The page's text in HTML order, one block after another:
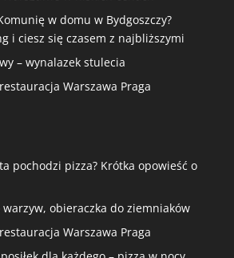
w domu w Bydgoszczy?
i ciesz się czasem z najbliższymi
– wynalazek stulecia
Warszawa Praga
pochodzi pizza? Krótka opowieść o
obieraczka do ziemniaków
Warszawa Praga